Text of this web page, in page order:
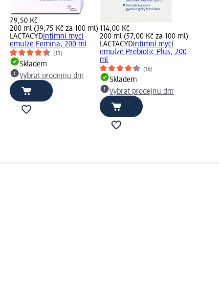
79,50 Kč
200 ml (39,75 Kč za 100 ml)
LACTACYDintimní mycí
emulze Femina, 200 ml
(13)
Skladem
Vybrat prodejnu dm
114,00 Kč
200 ml (57,00 Kč za 100 ml)
LACTACYDintimní mycí
emulze Prebiotic Plus, 200
ml
(16)
Skladem
Vybrat prodejnu dm